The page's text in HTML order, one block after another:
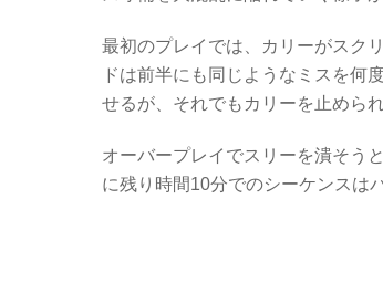
最初のプレイでは、カリーがスク
ドは前半にも同じようなミスを何
せるが、それでもカリーを止められ
オーバープレイでスリーを潰そう
に残り時間10分でのシーケンスは